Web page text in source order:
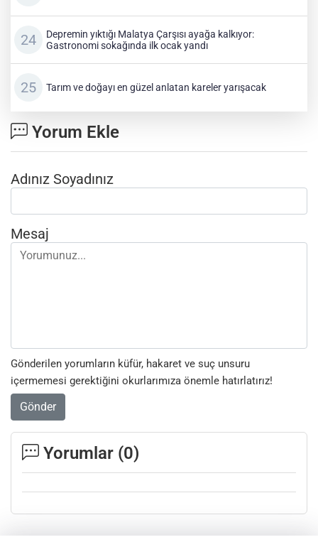
Depremin yıktığı Malatya Çarşısı ayağa kalkıyor:
Gastronomi sokağında ilk ocak yandı
Tarım ve doğayı en güzel anlatan kareler yarışacak
Yorum Ekle
Adınız Soyadınız
Mesaj
Gönderilen yorumların küfür, hakaret ve suç unsuru
içermemesi gerektiğini okurlarımıza önemle hatırlatırız!
Gönder
Yorumlar (0)